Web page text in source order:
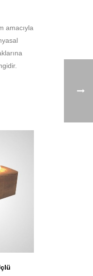
amacıyla